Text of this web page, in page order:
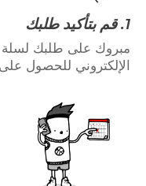
1. قم بتأكيد طلبك
مبروك على طلبك لسلة
الإلكتروني للحصول